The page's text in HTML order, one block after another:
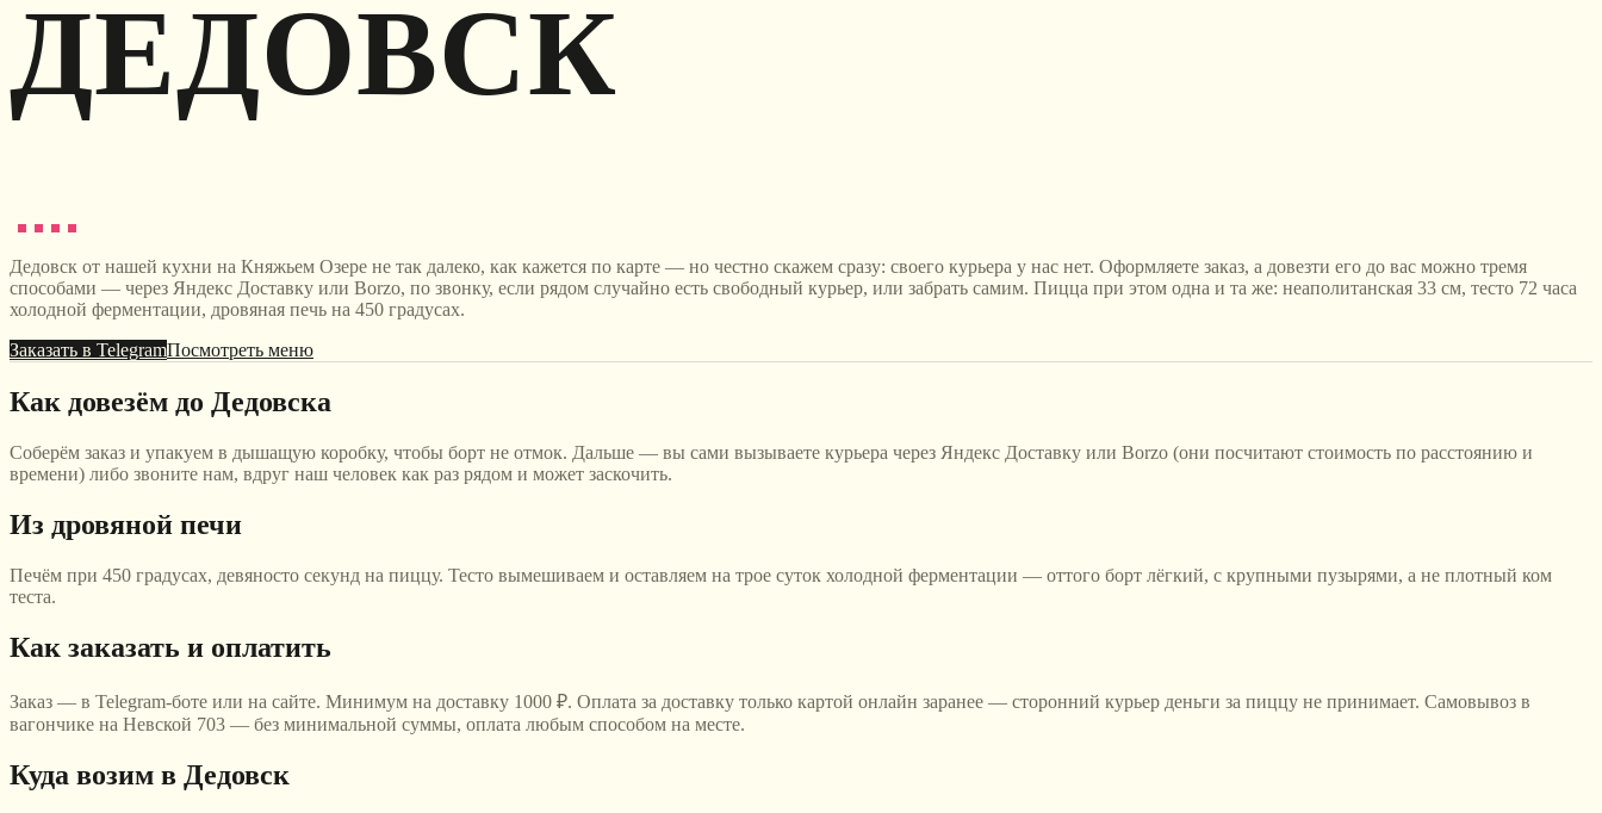
ДЕДОВСК
Дедовск от нашей кухни на Княжьем Озере не так далеко, как кажется по карте — но честно скажем сразу: своего курьера у нас нет. Оформляете заказ, а довезти его до вас можно тремя
способами — через Яндекс Доставку или Borzo, по звонку, если рядом случайно есть свободный курьер, или забрать самим. Пицца при этом одна и та же: неаполитанская 33 см, тесто 72 часа
холодной ферментации, дровяная печь на 450 градусах.
Заказать в TelegramПосмотреть меню
Как довезём до Дедовска
Соберём заказ и упакуем в дышащую коробку, чтобы борт не отмок. Дальше — вы сами вызываете курьера через Яндекс Доставку или Borzo (они посчитают стоимость по расстоянию и
времени) либо звоните нам, вдруг наш человек как раз рядом и может заскочить.
Из дровяной печи
Печём при 450 градусах, девяносто секунд на пиццу. Тесто вымешиваем и оставляем на трое суток холодной ферментации — оттого борт лёгкий, с крупными пузырями, а не плотный ком
теста.
Как заказать и оплатить
Заказ — в Telegram-боте или на сайте. Минимум на доставку 1000 ₽. Оплата за доставку только картой онлайн заранее — сторонний курьер деньги за пиццу не принимает. Самовывоз в
вагончике на Невской 703 — без минимальной суммы, оплата любым способом на месте.
Куда возим в Дедовск